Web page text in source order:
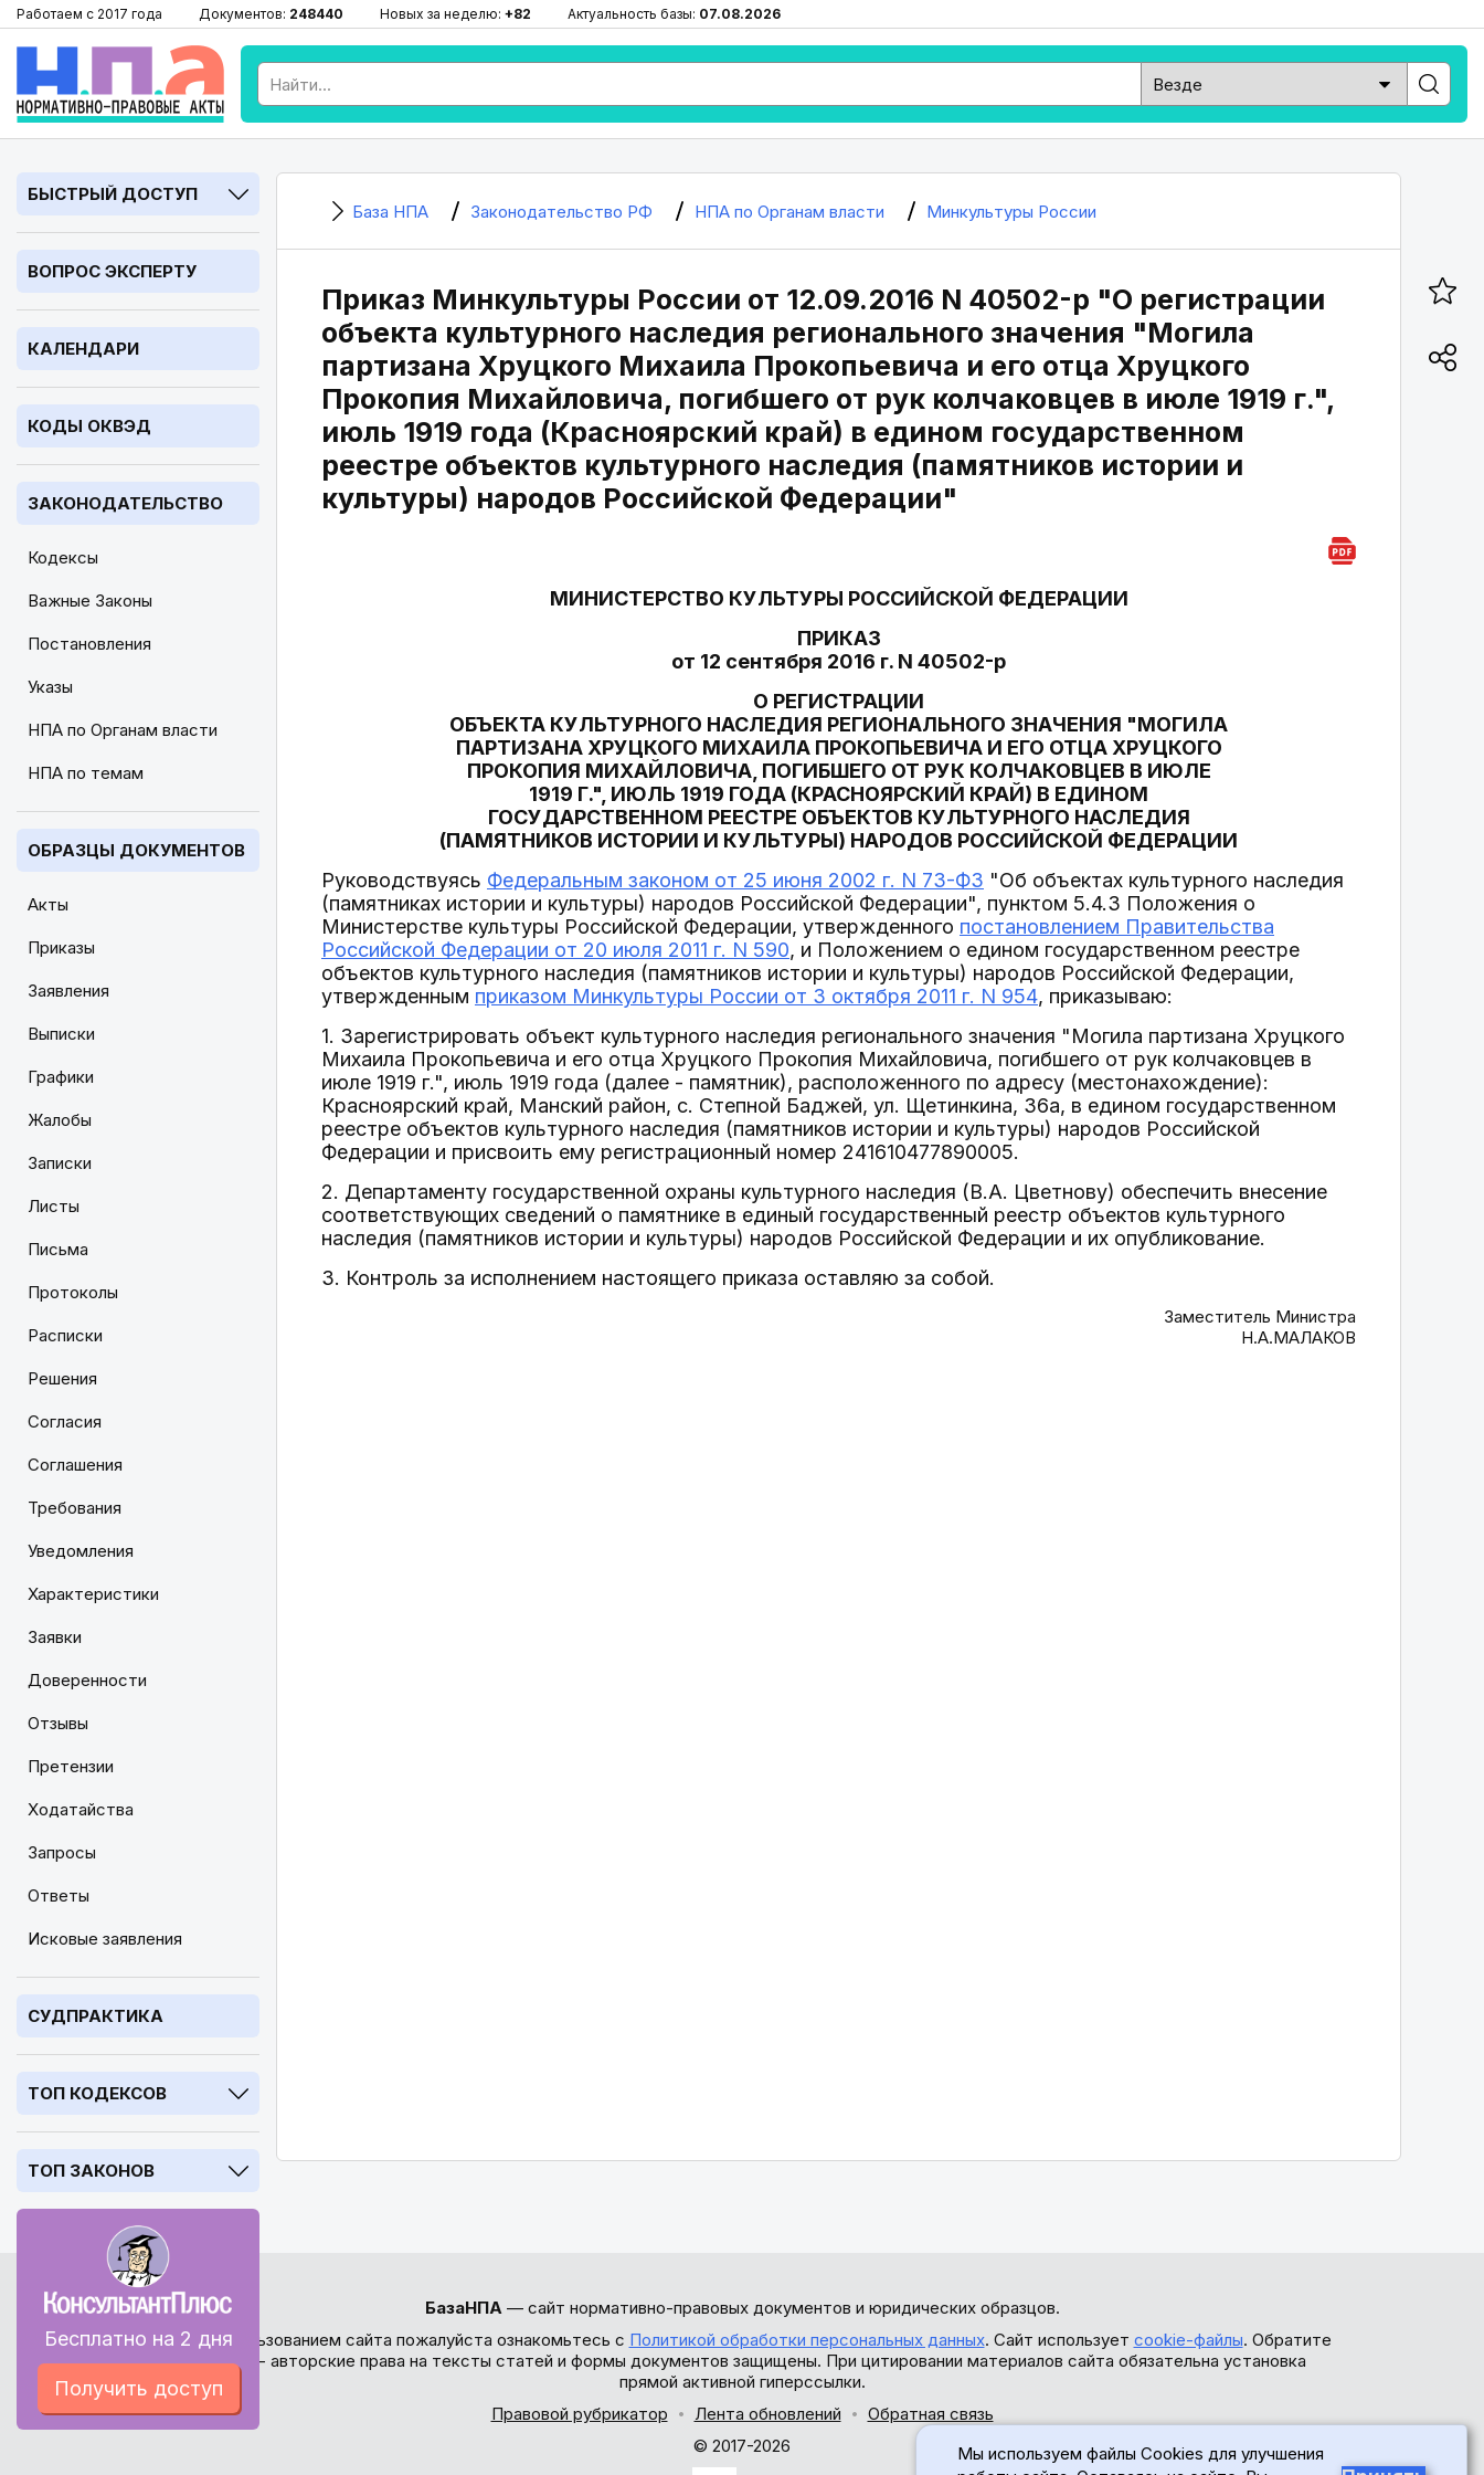
Работаем с 2017 года Документов: 248440 Новых за неделю: +82 Актуальность базы: 07.08.2026
БЫСТРЫЙ ДОСТУП
ВОПРОС ЭКСПЕРТУ
КАЛЕНДАРИ
КОДЫ ОКВЭД
ЗАКОНОДАТЕЛЬСТВО
Кодексы
Важные Законы
Постановления
Указы
НПА по Органам власти
НПА по темам
ОБРАЗЦЫ ДОКУМЕНТОВ
Акты
Приказы
Заявления
Выписки
Графики
Жалобы
Записки
Листы
Письма
Протоколы
Расписки
Решения
Согласия
Соглашения
Требования
Уведомления
Характеристики
Заявки
Доверенности
Отзывы
Претензии
Ходатайства
Запросы
Ответы
Исковые заявления
СУДПРАКТИКА
ТОП КОДЕКСОВ
ТОП ЗАКОНОВ
Бесплатно на 2 дня
Получить доступ
База НПА Законодательство РФ НПА по Органам власти Минкультуры России
Приказ Минкультуры России от 12.09.2016 N 40502-р "О регистрации
объекта культурного наследия регионального значения "Могила
партизана Хруцкого Михаила Прокопьевича и его отца Хруцкого
Прокопия Михайловича, погибшего от рук колчаковцев в июле 1919 г.",
июль 1919 года (Красноярский край) в едином государственном
реестре объектов культурного наследия (памятников истории и
культуры) народов Российской Федерации"
МИНИСТЕРСТВО КУЛЬТУРЫ РОССИЙСКОЙ ФЕДЕРАЦИИ
ПРИКАЗ
от 12 сентября 2016 г. N 40502-р
О РЕГИСТРАЦИИ
ОБЪЕКТА КУЛЬТУРНОГО НАСЛЕДИЯ РЕГИОНАЛЬНОГО ЗНАЧЕНИЯ "МОГИЛА
ПАРТИЗАНА ХРУЦКОГО МИХАИЛА ПРОКОПЬЕВИЧА И ЕГО ОТЦА ХРУЦКОГО
ПРОКОПИЯ МИХАЙЛОВИЧА, ПОГИБШЕГО ОТ РУК КОЛЧАКОВЦЕВ В ИЮЛЕ
1919 Г.", ИЮЛЬ 1919 ГОДА (КРАСНОЯРСКИЙ КРАЙ) В ЕДИНОМ
ГОСУДАРСТВЕННОМ РЕЕСТРЕ ОБЪЕКТОВ КУЛЬТУРНОГО НАСЛЕДИЯ
(ПАМЯТНИКОВ ИСТОРИИ И КУЛЬТУРЫ) НАРОДОВ РОССИЙСКОЙ ФЕДЕРАЦИИ
Руководствуясь Федеральным законом от 25 июня 2002 г. N 73-ФЗ "Об объектах культурного наследия
(памятниках истории и культуры) народов Российской Федерации", пунктом 5.4.3 Положения о
Министерстве культуры Российской Федерации, утвержденного постановлением Правительства
Российской Федерации от 20 июля 2011 г. N 590, и Положением о едином государственном реестре
объектов культурного наследия (памятников истории и культуры) народов Российской Федерации,
утвержденным приказом Минкультуры России от 3 октября 2011 г. N 954, приказываю:
1. Зарегистрировать объект культурного наследия регионального значения "Могила партизана Хруцкого
Михаила Прокопьевича и его отца Хруцкого Прокопия Михайловича, погибшего от рук колчаковцев в
июле 1919 г.", июль 1919 года (далее - памятник), расположенного по адресу (местонахождение):
Красноярский край, Манский район, с. Степной Баджей, ул. Щетинкина, 36а, в едином государственном
реестре объектов культурного наследия (памятников истории и культуры) народов Российской
Федерации и присвоить ему регистрационный номер 241610477890005.
2. Департаменту государственной охраны культурного наследия (В.А. Цветнову) обеспечить внесение
соответствующих сведений о памятнике в единый государственный реестр объектов культурного
наследия (памятников истории и культуры) народов Российской Федерации и их опубликование.
3. Контроль за исполнением настоящего приказа оставляю за собой.
Заместитель Министра
Н.А.МАЛАКОВ
БазаНПА— сайт нормативно-правовых документов и юридических образцов.
Перед использованием сайта пожалуйста ознакомьтесь с Политикой обработки персональных данных. Сайт использует cookie-файлы. Обратите
внимание - авторские права на тексты статей и формы документов защищены. При цитировании материалов сайта обязательна установка
прямой активной гиперссылки.
Правовой рубрикатор
Лента обновлений
Обратная связь
© 2017-2026
Мы используем файлы Cookies для улучшения